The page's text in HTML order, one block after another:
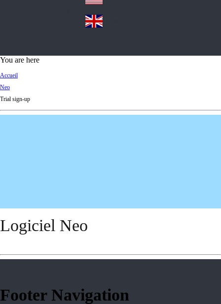
an
d
n
A
d
You are here
Accueil
Neo
Trial sign-up
Logiciel Neo
Footer Navigation